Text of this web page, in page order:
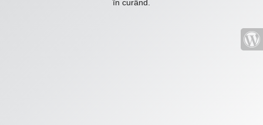
în curând.